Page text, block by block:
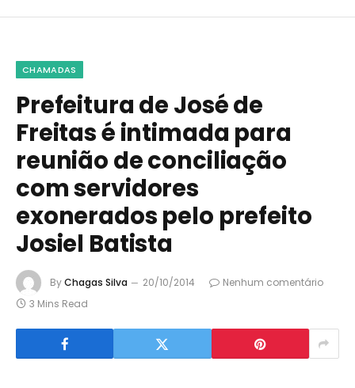
CHAMADAS
Prefeitura de José de
Freitas é intimada para
reunião de conciliação
com servidores
exonerados pelo prefeito
Josiel Batista
ByChagas Silva 20/10/2014
Nenhum comentário
3 Mins Read